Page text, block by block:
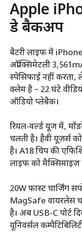
Apple
डे बैकअप
बैटरी लाइफ में iPhone
अप्रॉक्सिमेटली
स्पेसिफाई नहीं करता,
क्लेम है – 22 घंटे
ऑडियो प्लेबैक।
रियल-वर्ल्ड यूज में,
चलती है। हैवी यूज़र्स
है। A18 चिप की
लाइफ को मैक्सिमाइज़
20W फास्ट चार्जिंग
MagSafe वायरलेस
है। अब USB-C पोर्ट
यूनिवर्सल